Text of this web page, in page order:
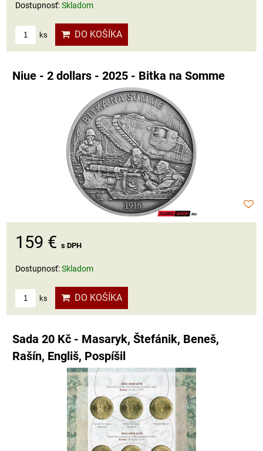
Dostupnosť:Skladom
ks DO KOŠÍKA
Niue - 2 dollars - 2025 - Bitka na Somme
159 € s DPH
Dostupnosť:Skladom
ks DO KOŠÍKA
Sada 20 Kč - Masaryk, Štefánik, Beneš,
Rašín, Engliš, Pospíšil